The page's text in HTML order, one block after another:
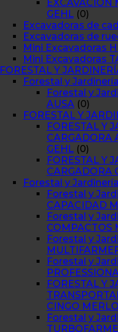
EXCAVACIÓN
GEHL (0)
Excavadoras de
Excavadoras de
Mini Excavadoras
Mini Excavadoras
FORESTAL Y
Forestal y
Forestal y
AUSA (0)
FORESTAL Y
FORESTAL Y
CARGADORA
GEHL (0)
FORESTAL Y
CARGADORA
Forestal y
Forestal y
CAPACIDAD
Forestal y
COMPACTOS
Forestal y
Forestal y
FORESTAL Y
CINGO MERLO
Forestal y